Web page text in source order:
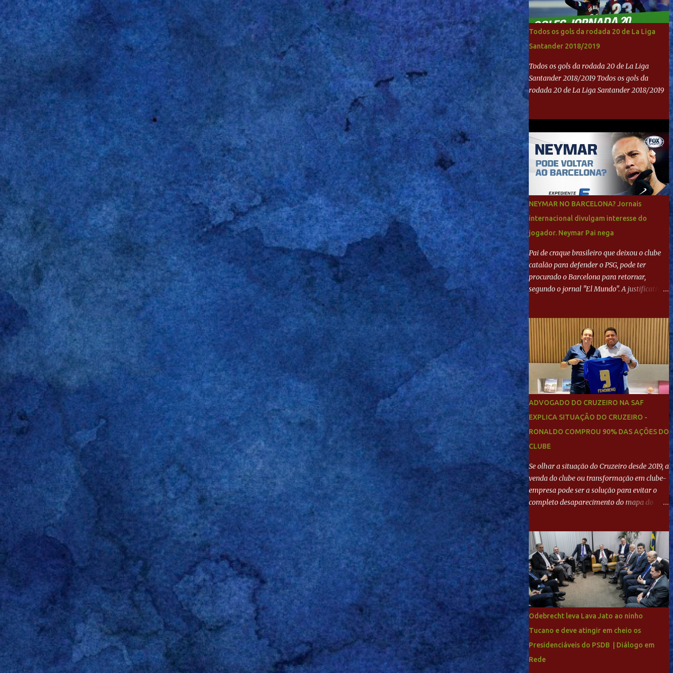
Todos os gols da rodada 20 de La Liga
Santander 2018/2019
Todos os gols da rodada 20 de La Liga
Santander 2018/2019 Todos os gols da
rodada 20 de La Liga Santander 2018/2019
NEYMAR NO BARCELONA? Jornais
internacional divulgam interesse do
jogador. Neymar Pai nega
Pai de craque brasileiro que deixou o clube
catalão para defender o PSG, pode ter
procurado o Barcelona para retornar,
segundo o jornal "El Mundo". A justificativa
"Mundo Deportivo", o empresário, Neymar
Pai, negou NEYMAR NO BARCELONA?
Jornais internacional divulgam interesse do
jogador. Neymar Pai nega
ADVOGADO DO CRUZEIRO NA SAF
EXPLICA SITUAÇÃO DO CRUZEIRO -
RONALDO COMPROU 90% DAS AÇÕES DO
CLUBE
Se olhar a situação do Cruzeiro desde 2019, a
venda do clube ou transformação em clube-
empresa pode ser a solução para evitar o
completo desaparecimento do mapa do
de milhões agora seja mercantil. Segundo
apuração da Itatiaia, Fenômeno comprou
90% das ações por R$ 400 milhões. Aporte
feito imediatamente para pagamento de
dívidas emergenciais e investimentos no
departamento de futebol. O projeto
apresentado para a recuperação do
Ronaldo sendo solidário à dívida de R$ 1
bilhão a partir de agora, mais o peso que o
ex-atacante tem no mundo do futebol, além
Odebrecht leva Lava Jato ao ninho
Tucano e deve atingir em cheio os
Presidenciáveis do PSDB | Diálogo em
Rede